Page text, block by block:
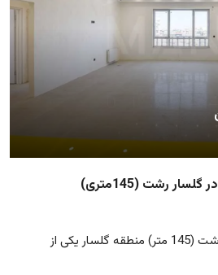
رشت (145متری)
آپارتمان تجاری در گلسار رشت (145 متر) منطقه گلسار یکی از